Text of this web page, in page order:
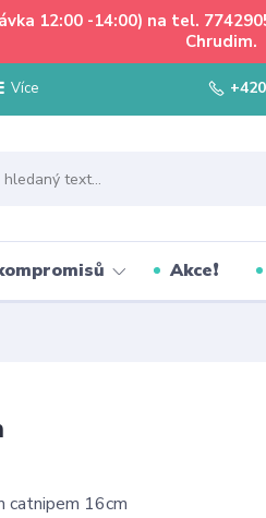
12:00 -14:00) na tel.
Chrudim.
Více
Akce❗